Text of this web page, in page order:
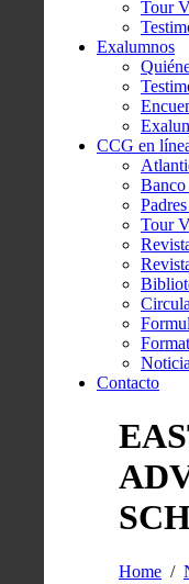
Tour
Exalumnos
CCG en
Tour
Contacto
Home